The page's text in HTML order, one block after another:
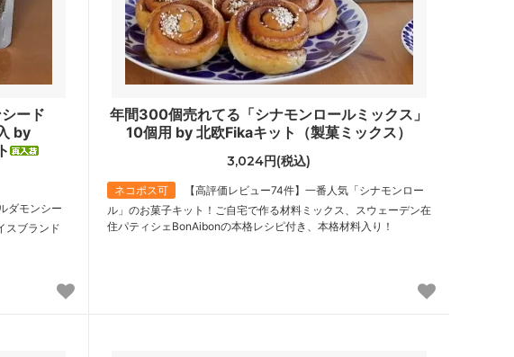
ード
by
ダモンシー
スブランド
年間300個売れてる「シナモンロールミックス」
10個用 by 北欧Fikaキット（製菓ミックス）
3,024円(税込)
ネコポス可
【高評価レビュー74件】一番人気「シナモンロー
ル」のお菓子キット！ご自宅で作る材料ミックス、スウェーデン在
住パティシェBonAibonの本格レシピ付き、本格材料入り！